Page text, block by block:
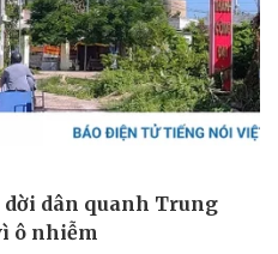
Đời sống
Nhà đẹp
Tình yêu - Gia đình